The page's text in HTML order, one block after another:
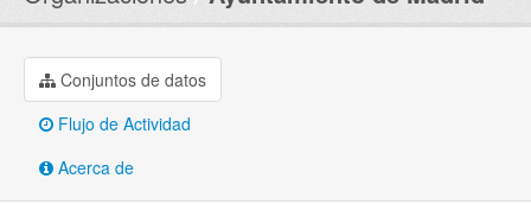
Conjuntos de datos
Flujo de Actividad
Acerca de